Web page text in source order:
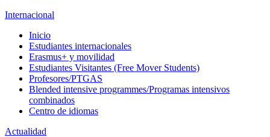
Internacional
Inicio
Estudiantes internacionales
Erasmus+ y movilidad
Estudiantes Visitantes (Free Mover Students)
Profesores/PTGAS
Blended intensive programmes/Programas intensivos
combinados
Centro de idiomas
Actualidad